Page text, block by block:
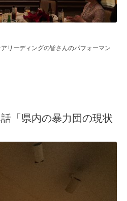
リーディングの皆さんのパフォーマン
「県内の暴力団の現状